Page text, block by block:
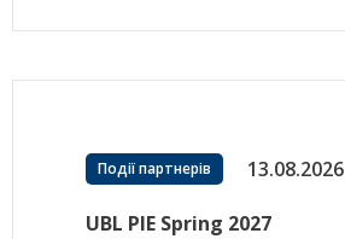
Події партнерів 13.08.2026
UBL PIE Spring 2027